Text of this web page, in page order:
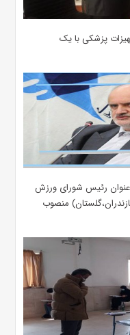
پزشکی با یک
عنوان رئیس شورای ورزش
مازندران،گلستان) منصوب